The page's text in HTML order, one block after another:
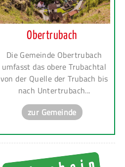
Obertrubach
Die Gemeinde Obertrubach
umfasst das obere Trubachtal
von der Quelle der Trubach bis
nach Untertrubach...
zur Gemeinde